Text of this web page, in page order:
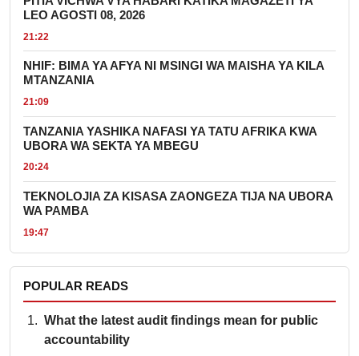
LEO AGOSTI 08, 2026
21:22
NHIF: BIMA YA AFYA NI MSINGI WA MAISHA YA KILA
MTANZANIA
21:09
TANZANIA YASHIKA NAFASI YA TATU AFRIKA KWA
UBORA WA SEKTA YA MBEGU
20:24
TEKNOLOJIA ZA KISASA ZAONGEZA TIJA NA UBORA
WA PAMBA
19:47
POPULAR READS
What the latest audit findings mean for public
accountability